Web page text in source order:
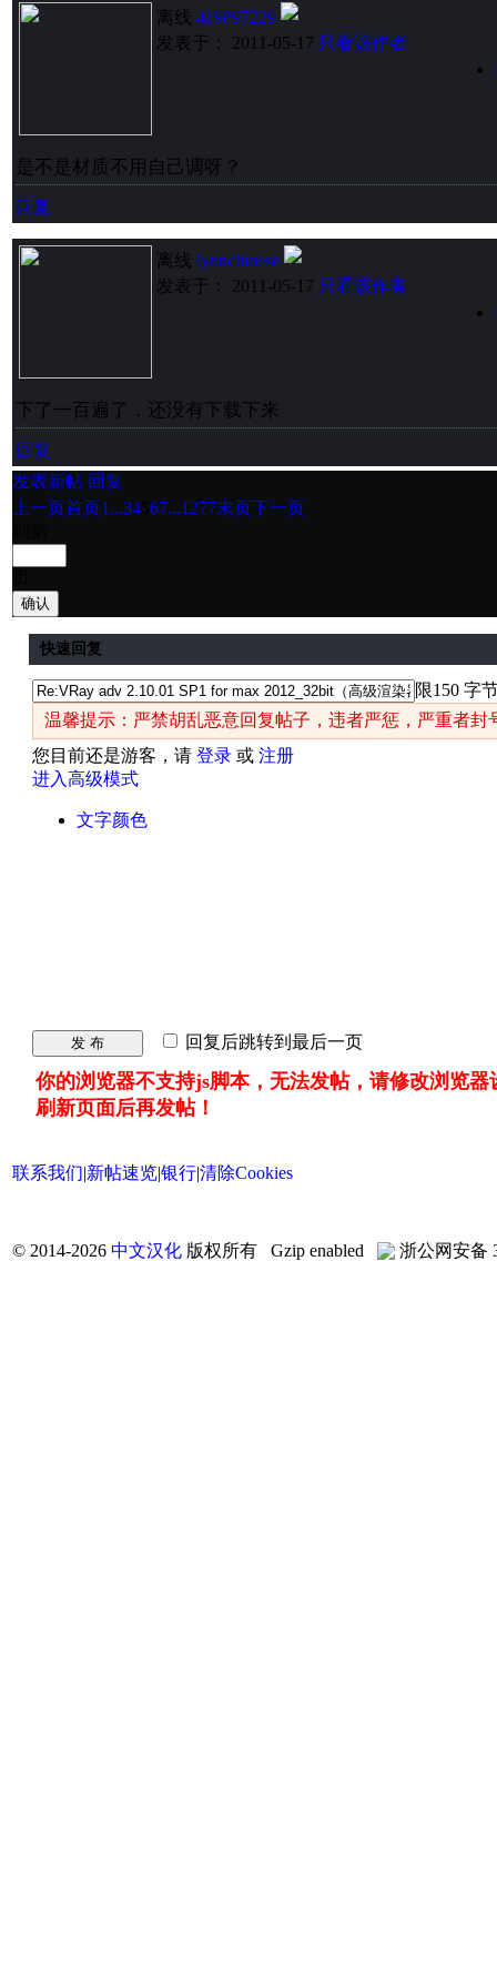
离线 419897229
发表于： 2011-05-17 只看该作者
是不是材质不用自己调呀？
回复
离线 lynnchinese
发表于： 2011-05-17 只看该作者
下了一百遍了，还没有下载下来
回复
发表新帖 回复
上一页首页1...34 67...1277末页下一页
确认
快速回复
限150 字
温馨提示：严禁胡乱恶意回复帖子，违者严惩，严重者封
您目前还是游客，请 登录 或 注册
进入高级模式
文字颜色
发 布 回复后跳转到最后一页
你的浏览器不支持js脚本，无法发帖，请修改浏览器
刷新页面后再发帖！
联系我们|新帖速览|银行|清除Cookies
© 2014-2026 中文汉化 版权所有 Gzip enabled 浙公网安备